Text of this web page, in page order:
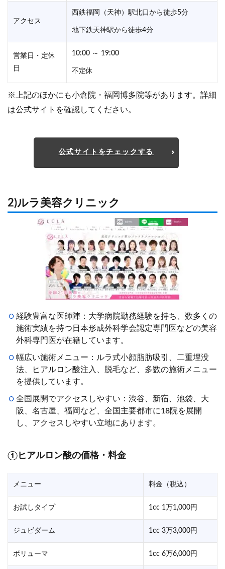
アクセス
西鉄福岡（天神）駅北口から徒歩5分
地下鉄天神駅から徒歩4分
営業日・定休
日
10:00 ～ 19:00
不定休
※上記のほかにも小倉院・福岡博多院等があります。詳細
は公式サイトを確認してください。
公式サイトをチェックする
2)ルラ美容クリニック
経験豊富な医師陣：大学病院勤務経験を持ち、数多くの
施術実績を持つ日本形成外科学会認定専門医などの美容
外科専門医が在籍しています。
幅広い施術メニュー：ルラ式小顔脂肪吸引、二重埋没
法、ヒアルロン酸注入、脱毛など、多数の施術メニュー
を提供しています。
全国展開でアクセスしやすい：渋谷、新宿、池袋、大
阪、名古屋、福岡など、全国主要都市に18院を展開
し、アクセスしやすい立地にあります。
①ヒアルロン酸の価格・料金
メニュー 料金（税込）
お試しタイプ 1cc 1万1,000円
ジュビダーム 1cc 3万3,000円
ボリューマ 1cc 6万6,000円